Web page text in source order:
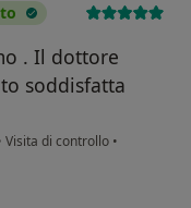
. Il dottore
soddisfatta
Visita di controllo •